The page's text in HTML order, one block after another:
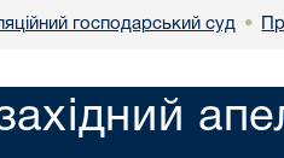
господарський суд •